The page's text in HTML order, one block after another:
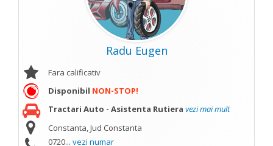
Radu Eugen
Fara calificativ
Disponibil NON-STOP!
Tractari Auto - Asistenta Rutiera vezi mai mult
Constanta, Jud Constanta
0720... vezi numar